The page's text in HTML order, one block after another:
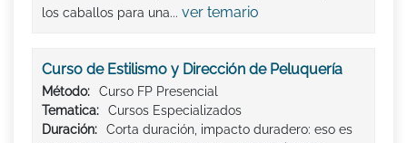
los caballos para una... ver temario
Curso de Estilismo y Dirección de Peluquería
Método:
Curso FP Presencial
Tematica:
Cursos Especializados
Duración:
Corta duración, impacto duradero: eso es